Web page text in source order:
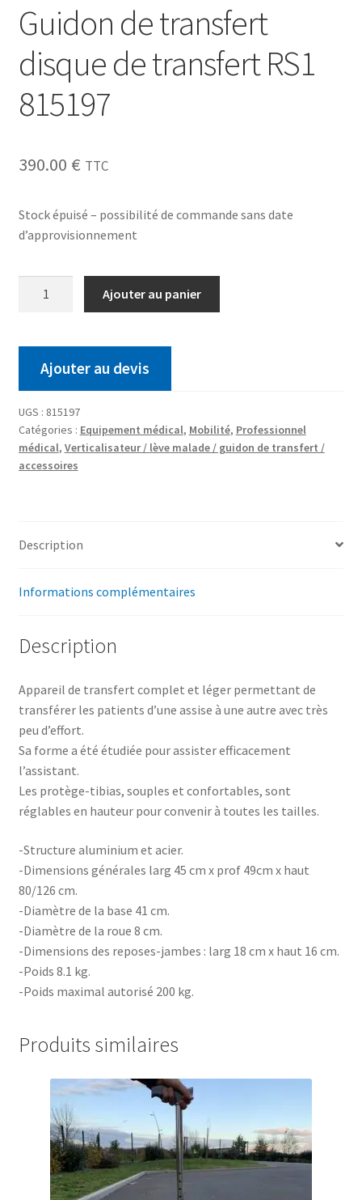
Guidon de transfert
disque de transfert RS1
815197
390.00 € TTC
Stock épuisé – possibilité de commande sans date
d’approvisionnement
Ajouter au panier
Ajouter au devis
UGS : 815197
Catégories : Equipement médical, Mobilité, Professionnel
médical, Verticalisateur / lève malade / guidon de transfert /
accessoires
Description
Informations complémentaires
Description
Appareil de transfert complet et léger permettant de
transférer les patients d’une assise à une autre avec très
peu d’effort.
Sa forme a été étudiée pour assister efficacement
l’assistant.
Les protège-tibias, souples et confortables, sont
réglables en hauteur pour convenir à toutes les tailles.
-Structure aluminium et acier.
-Dimensions générales larg 45 cm x prof 49cm x haut
80/126 cm.
-Diamètre de la base 41 cm.
-Diamètre de la roue 8 cm.
-Dimensions des reposes-jambes : larg 18 cm x haut 16 cm.
-Poids 8.1 kg.
-Poids maximal autorisé 200 kg.
Produits similaires